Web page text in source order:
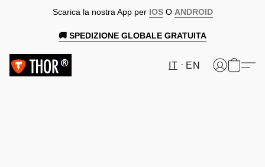
Scarica la nostra App per IOSO ANDROID
🚚 SPEDIZIONE GLOBALE GRATUITA
IT EN